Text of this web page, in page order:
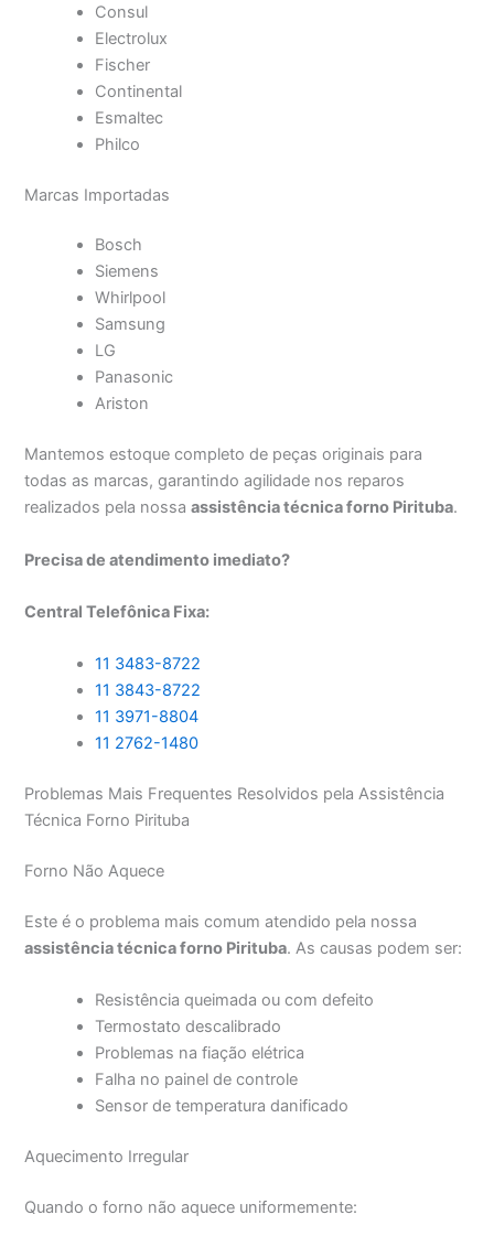
Consul
Electrolux
Fischer
Continental
Esmaltec
Philco
Marcas Importadas
Bosch
Siemens
Whirlpool
Samsung
LG
Panasonic
Ariston
Mantemos estoque completo de peças originais para
todas as marcas, garantindo agilidade nos reparos
realizados pela nossaassistência técnica forno Pirituba.
Precisa de atendimento imediato?
Central Telefônica Fixa:
11 3483-8722
11 3843-8722
11 3971-8804
11 2762-1480
Problemas Mais Frequentes Resolvidos pela Assistência
Técnica Forno Pirituba
Forno Não Aquece
Este é o problema mais comum atendido pela nossa
assistência técnica forno Pirituba. As causas podem ser:
Resistência queimada ou com defeito
Termostato descalibrado
Problemas na fiação elétrica
Falha no painel de controle
Sensor de temperatura danificado
Aquecimento Irregular
Quando o forno não aquece uniformemente: